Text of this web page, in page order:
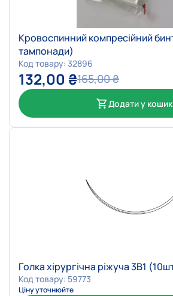
Кровоспинний компресійний
тампонади)
Код товару: 32896
165,00₴
132,00 ₴
Додати у кошик
Голка хірургічна ріжуча 3В1
Код товару: 59773
Ціну уточнюйте